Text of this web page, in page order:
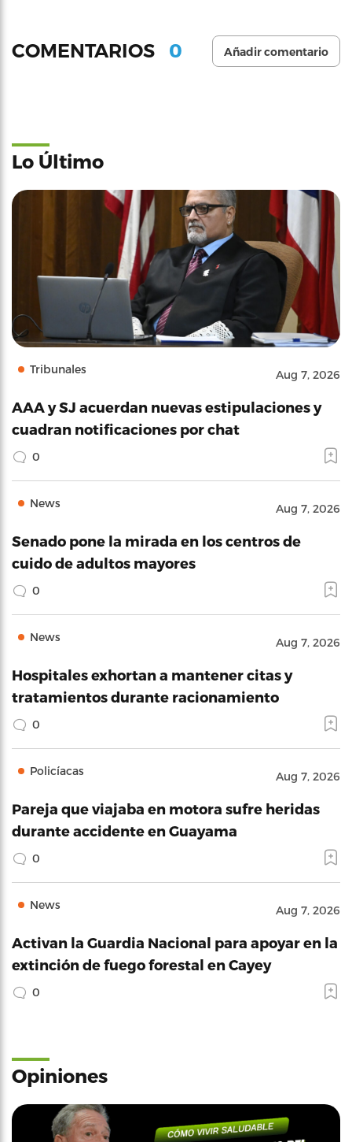
COMENTARIOS 0 Añadir comentario
Lo Último
Tribunales Aug 7, 2026
AAA y SJ acuerdan nuevas estipulaciones y
cuadran notificaciones por chat
0
News Aug 7, 2026
Senado pone la mirada en los centros de
cuido de adultos mayores
0
News Aug 7, 2026
Hospitales exhortan a mantener citas y
tratamientos durante racionamiento
0
Policíacas Aug 7, 2026
Pareja que viajaba en motora sufre heridas
durante accidente en Guayama
0
News Aug 7, 2026
Activan la Guardia Nacional para apoyar en la
extinción de fuego forestal en Cayey
0
Opiniones